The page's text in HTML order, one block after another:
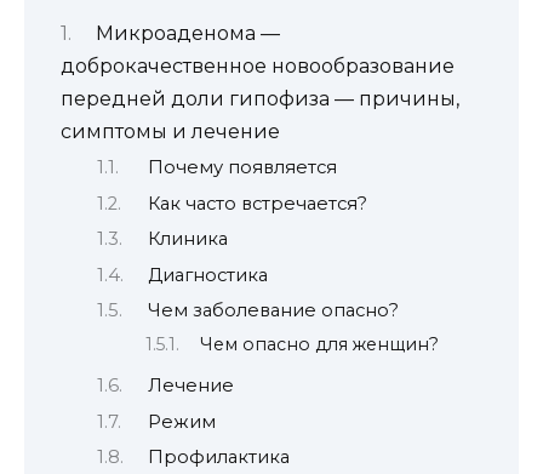
Микроаденома —
доброкачественное новообразование
передней доли гипофиза — причины,
симптомы и лечение
Почему появляется
Как часто встречается?
Клиника
Диагностика
Чем заболевание опасно?
Чем опасно для женщин?
Лечение
Режим
Профилактика